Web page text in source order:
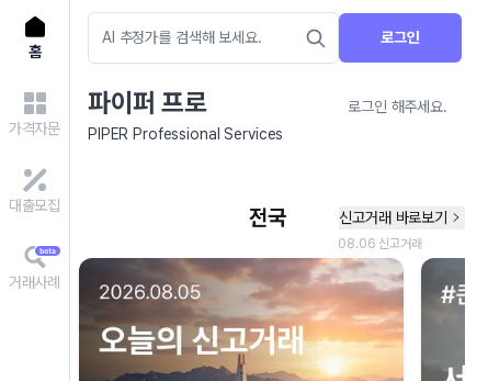
홈
가격자문
대출모집
거래사례
로그인
파이퍼 프로
로그인 해주세요.
PIPER Professional Services